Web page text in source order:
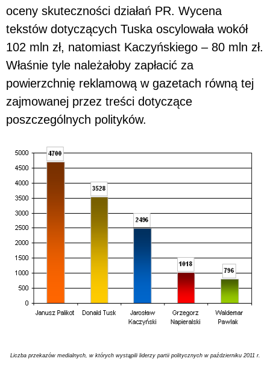
oceny skuteczności działań PR. Wycena
tekstów dotyczących Tuska oscylowała wokół
102 mln zł, natomiast Kaczyńskiego – 80 mln zł.
Właśnie tyle należałoby zapłacić za
powierzchnię reklamową w gazetach równą tej
zajmowanej przez treści dotyczące
poszczególnych polityków.
Liczba przekazów medialnych, w których wystąpili liderzy partii politycznych w październiku 2011 r.